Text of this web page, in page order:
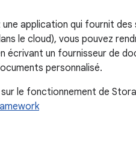
une application qui fournit
le cloud), vous pouvez
écrivant un fournisseur de
personnalisé.
sur le fonctionnement de